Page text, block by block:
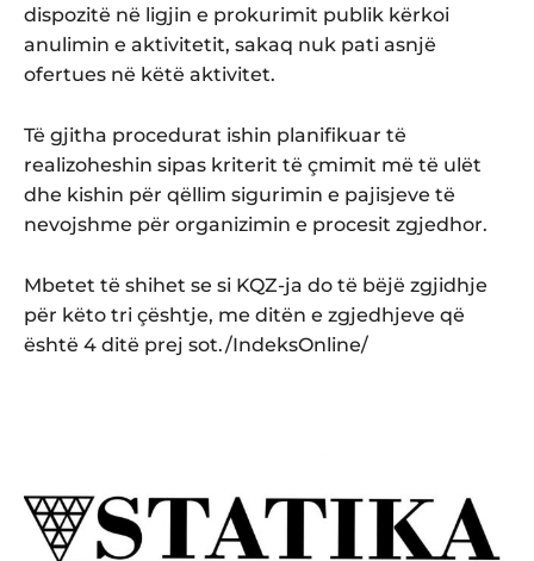
dispozitë në ligjin e prokurimit publik kërkoi
anulimin e aktivitetit, sakaq nuk pati asnjë
ofertues në këtë aktivitet.
Të gjitha procedurat ishin planifikuar të
realizoheshin sipas kriterit të çmimit më të ulët
dhe kishin për qëllim sigurimin e pajisjeve të
nevojshme për organizimin e procesit zgjedhor.
Mbetet të shihet se si KQZ-ja do të bëjë zgjidhje
për këto tri çështje, me ditën e zgjedhjeve që
është 4 ditë prej sot./IndeksOnline/